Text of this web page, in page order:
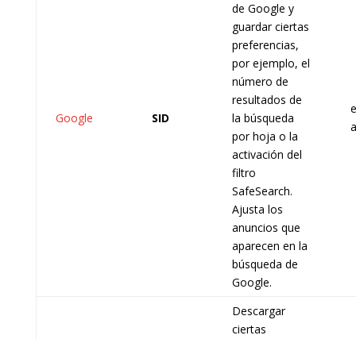
Google SID
de Google y
guardar ciertas
preferencias,
por ejemplo, el
número de
resultados de
la búsqueda
por hoja o la
activación del
filtro
SafeSearch.
Ajusta los
anuncios que
aparecen en la
búsqueda de
Google.
Descargar
ciertas